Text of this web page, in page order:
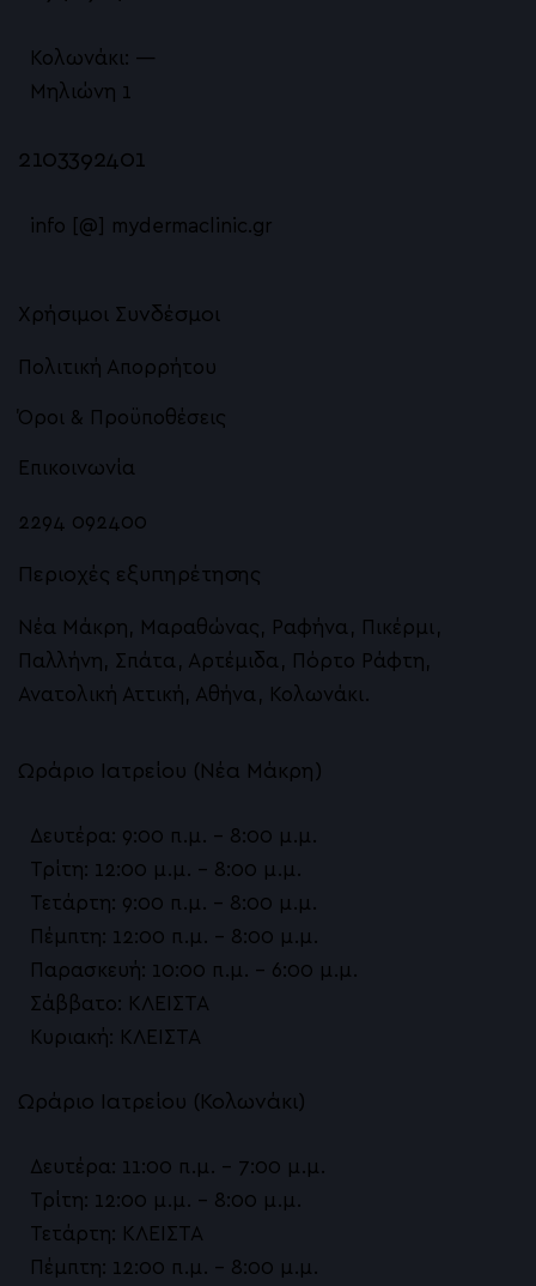
Κολωνάκι: —
Μηλιώνη 1
2103392401
info [@] mydermaclinic.gr
Χρήσιμοι Συνδέσμοι
Πολιτική Απορρήτου
Όροι & Προϋποθέσεις
Επικοινωνία
2294 092400
Περιοχές εξυπηρέτησης
Νέα Μάκρη, Μαραθώνας, Ραφήνα, Πικέρμι,
Παλλήνη, Σπάτα, Αρτέμιδα, Πόρτο Ράφτη,
Ανατολική Αττική, Αθήνα, Κολωνάκι.
Ωράριο Ιατρείου (Νέα Μάκρη)
Δευτέρα: 9:00 π.μ. – 8:00 μ.μ.
Τρίτη: 12:00 μ.μ. – 8:00 μ.μ.
Τετάρτη: 9:00 π.μ. – 8:00 μ.μ.
Πέμπτη: 12:00 π.μ. – 8:00 μ.μ.
Παρασκευή: 10:00 π.μ. – 6:00 μ.μ.
Σάββατο: ΚΛΕΙΣΤΑ
Κυριακή: ΚΛΕΙΣΤΑ
Ωράριο Ιατρείου (Κολωνάκι)
Δευτέρα: 11:00 π.μ. – 7:00 μ.μ.
Τρίτη: 12:00 μ.μ. – 8:00 μ.μ.
Τετάρτη: ΚΛΕΙΣΤΑ
Πέμπτη: 12:00 π.μ. – 8:00 μ.μ.